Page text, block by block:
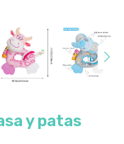
y patas